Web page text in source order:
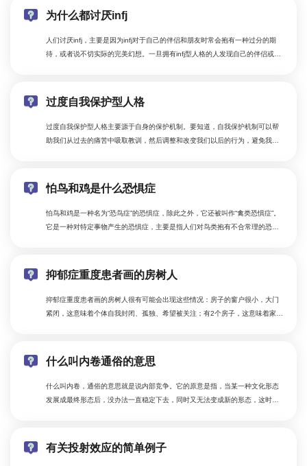
合成一个整体，然后为自己所用。
为什么都讨厌infj
人们讨厌infj，主要是因为infj对于自己的伴侣和朋友时常会抱有一种过分的期
待，或者说不切实际的完美幻想。一旦拥有infj型人格的人发现自己的伴侣或者
好。
过度自我保护型人格
过度自我保护型人格主要源于自身的保护机制。要知道，自我保护机制可以帮
助我们从过去的痛苦中吸取教训，然后调整和改变我们以后的行为，避免我们
怕鸟和鸡是什么恐惧症
怕鸟和鸡是一种名为“恐鸟症”的恐惧症，除此之外，它还被叫作“禽类恐惧症”。
它是一种对特定事物产生的恐惧症，主要是指人们对鸟类抱有不合常理的恐
抑郁症重度患者画的房树人
抑郁症重度患者画的房树人很有可能会出现这些情况：房子的窗户很小，大门
紧闭，这意味着个体自我封闭、孤独、希望被关注；有2个房子，这意味着家庭
什么叫内卷通俗的意思
什么叫内卷，通俗的意思就是说内部竞争。它的原意是指，当某一种文化形态
发展成最终形态后，没办法一直稳定下去，同时又无法变成新的形态，这时候
有关投射效应的简单例子